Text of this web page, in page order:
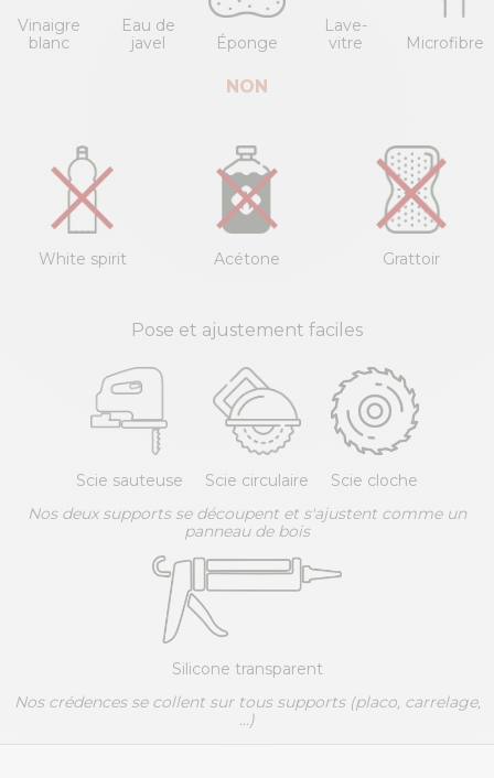
Vinaigre
blanc
Eau de
javel
Éponge
Lave-
vitre
Microfibre
NON
White spirit Acétone Grattoir
Pose et ajustement faciles
Scie sauteuse Scie circulaire
Scie cloche
Nos deux supports se découpent et s'ajustent comme un
panneau de bois
Silicone transparent
Nos crédences se collent sur tous supports (placo, carrelage,
...)